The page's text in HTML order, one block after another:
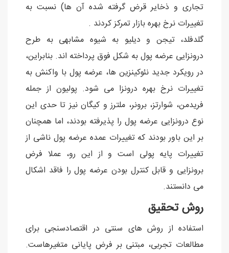
تجاری و ذخایر قرض گرفته شده آن ها) نسبت به
تغییرات نرخ بهره بازار تمرکز کردند .
گلدفلد، تیجن و دیلیو به شیوه مشابهی به طرح
درونزایی عرضه پول به شکل فوق پرداخته اند. بنابراین،
در رویکرد جدید نئوکینزین ها، عرضه پول با واکنش به
تغییرات نرخ بهره درونزا می شود. پولیون از جمله
فریدمن، شوارتز، برونر، ملترز و کیگان نیز تا حدی این
نوع درونزایی عرضه پول را پذیرفته بودند، اما همچنان
بر این باور بودند که تغییرات عمده عرضه پول ناشی از
تغییرات پایه پولی است و از این رو، عملا فرض
برونزایی و قابل کنترل بودن عرضه پول را فاقد اشکال
می دانستند.
روش تحقیق
استفاده از روش های سنتی در اقتصادسنجی برای
مطالعات تجربی، مبتنی بر فرض پایانی متغیرهاست.